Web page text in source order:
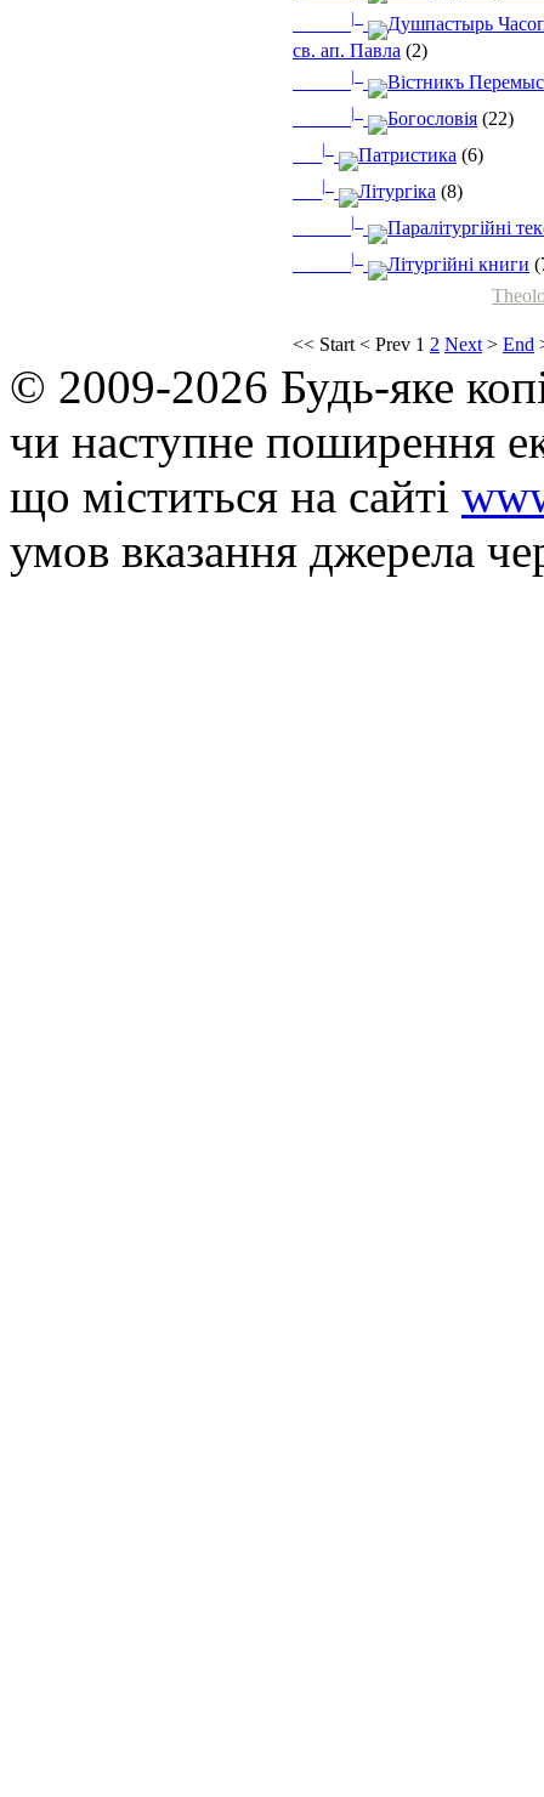
<< Start < Prev 1 2 Next > End
|_
Душпастырь
св. ап. Павла (2)
|_ Вістникъ
|_ Богословія (22)
|_ Патристика (6)
|_ Літургіка (8)
|_ Паралітургійні
|_ Літургійні книги
© 2009-2026 Будь-яке
чи наступне поширення
що мiститься на сайті
умов вказання джерела